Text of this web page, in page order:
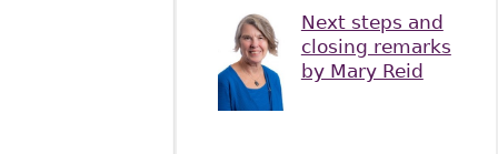
Next steps and
closing remarks
by Mary Reid